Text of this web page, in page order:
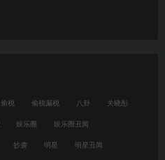
偷税 偷税漏税 八卦 关晓彤
娱乐圈 娱乐圈丑闻
抄袭 明星 明星丑闻